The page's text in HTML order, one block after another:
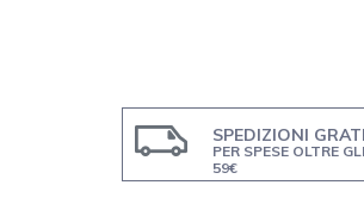
SPEDIZIONI
PER SPESE OLTRE GLI
59€